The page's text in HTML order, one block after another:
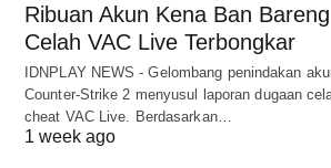
Ribuan Akun Kena Ban
Celah VAC Live Terbongkar
IDNPLAY NEWS - Gelombang penindakan
Counter-Strike 2 menyusul laporan dugaan
cheat VAC Live. Berdasarkan…
1 week ago